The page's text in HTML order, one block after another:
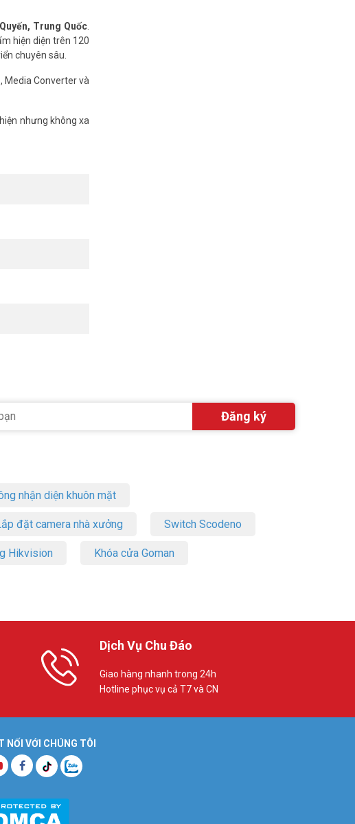
Trung Quốc
hiện diện trên 120
chuyên sâu.
Media Converter và
nhưng không xa
nhận diện khuôn mặt
đặt camera nhà xưởng Switch Scodeno
Hikvision Khóa cửa Goman
Dịch Vụ Chu Đáo
Giao hàng nhanh trong 24h
Hotline phục vụ cả T7 và CN
NỐI VỚI CHÚNG TÔI